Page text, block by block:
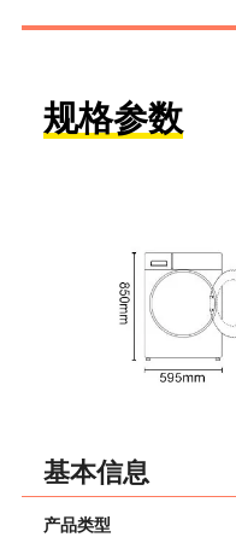
规格参数
基本信息
产品类型